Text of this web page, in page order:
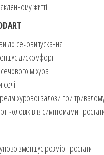
житті.
до сечовипускання
дискомфорт
міхура
залози при
чоловіків із симптомами
зменшує розмір простати